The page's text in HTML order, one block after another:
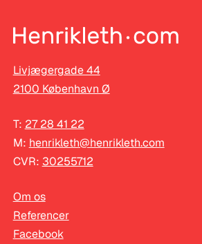
Livjægergade 44
2100 København Ø
T: 27 28 41 22
M: henrikleth@henrikleth.com
CVR: 30255712
Om os
Referencer
Facebook